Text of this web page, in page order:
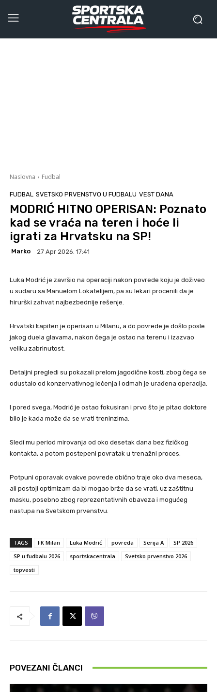
Naslovna Fudbal
FUDBAL SVETSKO PRVENSTVO U FUDBALU VEST DANA
MODRIĆ HITNO OPERISAN: Poznato
kad se vraća na teren i hoće li
igrati za Hrvatsku na SP!
Marko 27 Apr 2026. 17:41
Luka Modrić je završio na operaciji nakon povrede koju je doživeo
u sudaru sa Manuelom Lokatelijem, pa su lekari procenili da je
hirurški zahvat najbezbednije rešenje.
Hrvatski kapiten je operisan u Milanu, a do povrede je došlo posle
jakog duela glavama, nakon čega je ostao na terenu i izazvao
veliku zabrinutost.
Detaljni pregledi su pokazali prelom jagodične kosti, zbog čega se
odustalo od konzervativnog lečenja i odmah je urađena operacija.
I pored svega, Modrić je ostao fokusiran i prvo što je pitao doktore
bilo je kada može da se vrati treninzima.
Sledi mu period mirovanja od oko desetak dana bez fizičkog
kontakta, a potom postepeni povratak u trenažni proces.
Potpuni oporavak ovakve povrede obično traje oko dva meseca,
ali postoji optimizam da bi mogao brže da se vrati, uz zaštitnu
masku, posebno zbog reprezentativnih obaveza i mogućeg
nastupa na Svetskom prvenstvu.
TAGS FK Milan Luka Modrić povreda Serija A
SP 2026
SP u fudbalu 2026
sportskacentrala
Svetsko prvenstvo 2026
topvesti
POVEZANI ČLANCI